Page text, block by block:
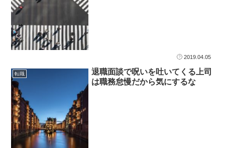
2019.04.05
転職
退職面談で呪いを吐いてくる上司
は職務怠慢だから気にするな